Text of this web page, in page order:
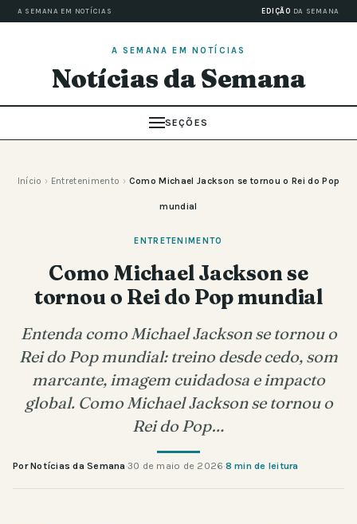
A SEMANA EM NOTÍCIAS EDIÇÃO DA SEMANA
A SEMANA EM NOTÍCIAS
Notícias da Semana
SEÇÕES
Início › Entretenimento › Como Michael Jackson se tornou o Rei do Pop
mundial
ENTRETENIMENTO
Como Michael Jackson se
tornou o Rei do Pop mundial
Entenda como Michael Jackson se tornou o
Rei do Pop mundial: treino desde cedo, som
marcante, imagem cuidadosa e impacto
global. Como Michael Jackson se tornou o
Rei do Pop…
Por Notícias da Semana·30 de maio de 2026·8 min de leitura